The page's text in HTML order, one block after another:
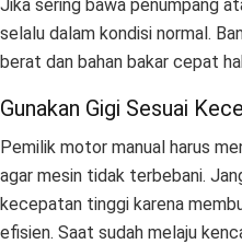
Jika sering bawa penumpang
selalu dalam kondisi normal.
berat dan bahan bakar cepat
Gunakan Gigi Sesuai
Pemilik motor manual harus
agar mesin tidak terbebani.
kecepatan tinggi karena
efisien. Saat sudah melaju